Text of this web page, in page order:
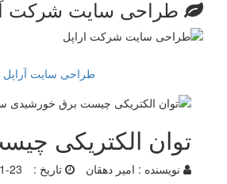
طراحی سایت شرکت
طراحی سایت آراپل
توان الکتریکی
نویسنده : امیر دهقان تاریخ :
23